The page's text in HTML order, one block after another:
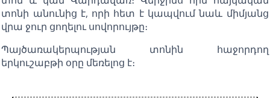
տոնի անունից է, որի հետ է կապվում նաև միմյանց
վրա ջուր ցողելու սովորույթը։
Պայծառակերպության տոնին հաջորդող
երկուշաբթի օրը մեռելոց է։